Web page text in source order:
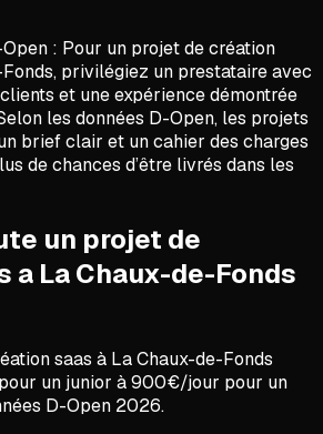
: Pour un projet decréation
, privilégiez un prestataire avec
et une expérience démontrée
les données D-Open, les projets
brief clair et un cahier des charges
de chances d’être livrés dans les
un projet de
a La Chaux-de-Fonds
saas à La Chaux-de-Fonds
un junior à900€/jour pour un
D-Open 2026.